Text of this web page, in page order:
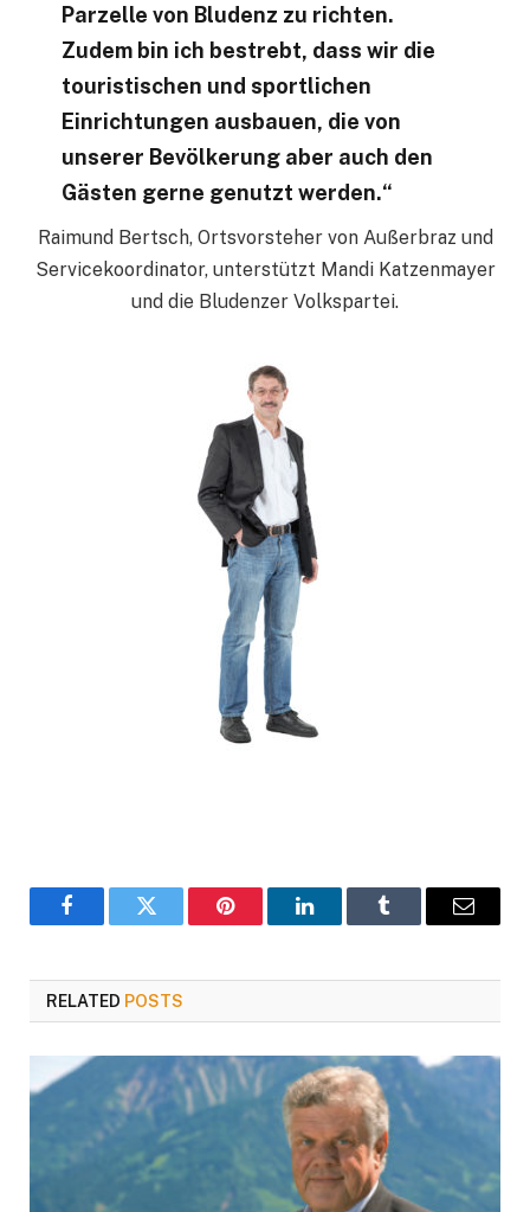
Parzelle von Bludenz zu richten.
Zudem bin ich bestrebt, dass wir die
touristischen und sportlichen
Einrichtungen ausbauen, die von
unserer Bevölkerung aber auch den
Gästen gerne genutzt werden.“
Raimund Bertsch, Ortsvorsteher von Außerbraz und
Servicekoordinator, unterstützt Mandi Katzenmayer
und die Bludenzer Volkspartei.
FacebookTwitter Pinterest LinkedInTumblr Email
RELATED POSTS